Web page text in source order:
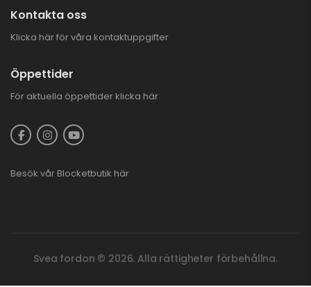
Med Elstart | B&S
150
25.900,00kr
3.000 krPLOGKAMPANJ
CFMOTO ATV
6.995,00
Kontakta oss
Klicka här för våra kontaktuppgifter
Öppettider
För aktuella öppettider klicka här
Besök vår Blocketbutik här
Svea fordon © 2026. Alla rättigheter förbehållna.